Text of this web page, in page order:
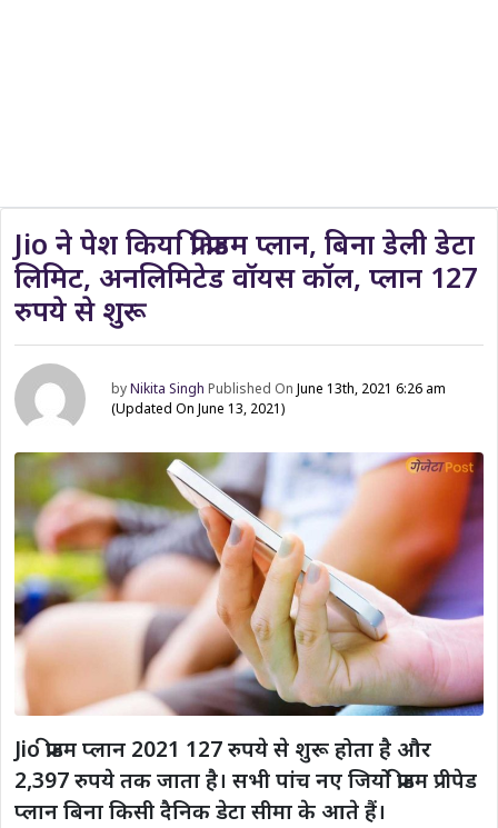
Jio ने पेश किया फ्री फ्रीडम प्लान, बिना डेली डेटा
लिमिट, अनलिमिटेड वॉयस कॉल, प्लान 127
रुपये से शुरू
byNikita Singh Published OnJune 13th, 2021 6:26 am
(Updated On June 13, 2021)
Jio फ्रीडम प्लान 2021 127 रुपये से शुरू होता है और
2,397 रुपये तक जाता है। सभी पांच नए जियो फ्रीडम प्रीपेड
प्लान बिना किसी दैनिक डेटा सीमा के आते हैं।